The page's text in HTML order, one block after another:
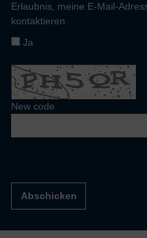
Erlaubnis, meine E-Mail-
kontaktieren.
Ja
New code
Abschicken